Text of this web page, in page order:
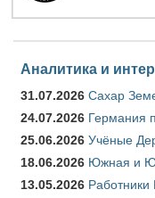
Аналитика и
31.07.2026 Сахар
24.07.2026 Германия
25.06.2026 Учёные
18.06.2026 Южная и
13.05.2026 Работники